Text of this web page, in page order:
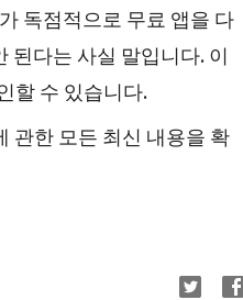
독점적으로 무료 앱을 다
된다는 사실 말입니다. 이
할 수 있습니다.
관한 모든 최신 내용을 확